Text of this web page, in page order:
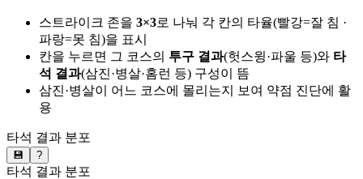
스트라이크 존을 3×3로 나눠 각 칸의 타율(빨강=잘 침 ·
파랑=못 침)을 표시
칸을 누르면 그 코스의 투구 결과(헛스윙·파울 등)와 타
석 결과(삼진·병살·홈런 등) 구성이 뜸
삼진·병살이 어느 코스에 몰리는지 보여 약점 진단에 활
용
타석 결과 분포
💾 ?
타석 결과 분포